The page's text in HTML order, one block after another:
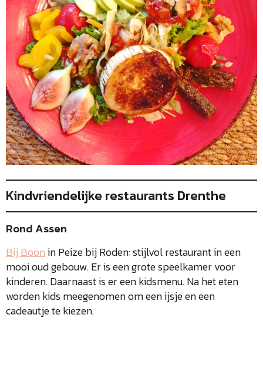
Kindvriendelijke restaurants Drenthe
Rond Assen
Bij Boonin Peize bij Roden: stijlvol restaurant in een
mooi oud gebouw. Er is een grote speelkamer voor
kinderen. Daarnaast is er een kidsmenu. Na het eten
worden kids meegenomen om een ijsje en een
cadeautje te kiezen.